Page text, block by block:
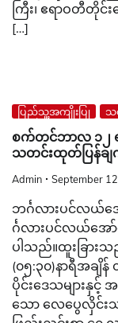
ကြီး၊ ဧရာဝတီတိုင်
[…]
ပြည်သူ့အကျိုးပြု သ
စက်တင်ဘာလ ၁၂ ရ
သတင်းထုတ်ပြန်ခ
Admin September
ဘင်္ဂလားပင်လယ်အ
င်္ဂလားပင်လယ်အ
ပါသည်။ထူးခြားသ
(၀၅:၃၀)နာရီအချိ
ပိုင်းဒေသများနှင့်
သော လေပွေလှိင်